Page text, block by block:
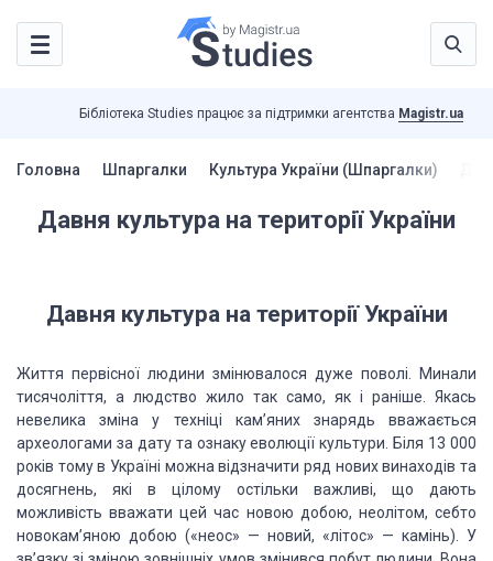
Бібліотека Studies працює за підтримки агентства Magistr.ua
Головна Шпаргалки Культура України (Шпаргалки)
Давня культура на території України
Давня культура на території України
Життя первісної людини змінювалося дуже поволі. Минали
тисячоліття, а людство жило так само, як і раніше. Якась
невелика зміна у техніці кам’яних знарядь вважається
археологами за дату та ознаку еволюції культури. Біля 13 000
років тому в Україні можна відзначити ряд нових винаходів та
досягнень, які в цілому остільки важливі, що дають
можливість вважати цей час новою добою, неолітом, себто
новокам’яною добою («неос» — новий, «літос» — камінь). У